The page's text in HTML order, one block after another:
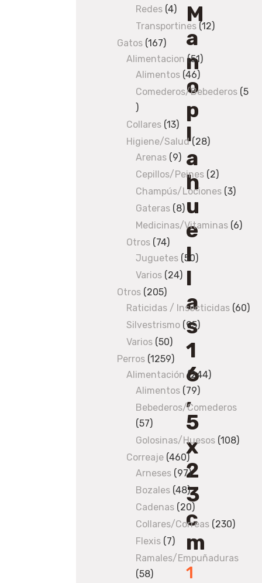
M
a
n
o
p
l
a
h
u
e
l
l
a
s
1
6
,
5
x
2
3
c
m
1
Redes 44
products
Transportines 1212
Gatos 167167
products
Alimentacion 5151
Alimentos 4646
products
Comederos/Bebederos 5
5
products
Collares 1313
products
Higiene/Salud 2828
Arenas 99
products
Cepillos/Peines 22
products
Champús/Lociones 33
Gateras 88
products
Medicinas/Vitaminas 66
Otros 7474
products
Juguetes 5050
Varios 2424
Otros 205205
products
Raticidas / Insecticidas 6060
Silvestrismo 9595
Varios 5050
products
Perros 12591259
products
Alimentación 244244
Alimentos 7979
products
Bebederos/Comederos
5757
products
Golosinas/Huesos 108108
Correaje 460460
products
Arneses 9797
products
Bozales 4848
products
Cadenas 2020
products
Collares/Correas 230230
Flexis 77
products
Ramales/Empuñaduras
5858